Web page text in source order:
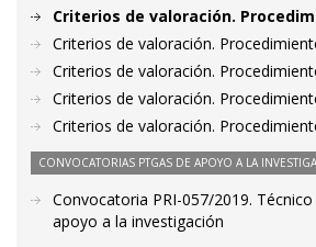
Criterios de valoración.
Criterios de valoración.
Criterios de valoración.
Criterios de valoración.
Criterios de valoración.
CONVOCATORIAS PTGAS DE APOYO A LA
Convocatoria PRI-057/2019.
apoyo a la investigación